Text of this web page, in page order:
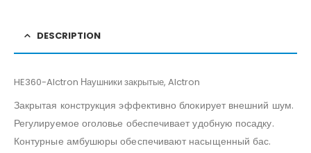
DESCRIPTION
HE360-Alctron Наушники закрытые, Alctron
Закрытая конструкция эффективно блокирует внешний шум.
Регулируемое оголовье обеспечивает удобную посадку.
Контурные амбушюры обеспечивают насыщенный бас.